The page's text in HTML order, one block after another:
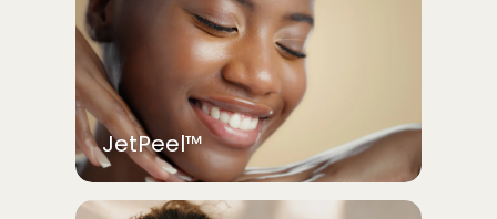
JetPeel™